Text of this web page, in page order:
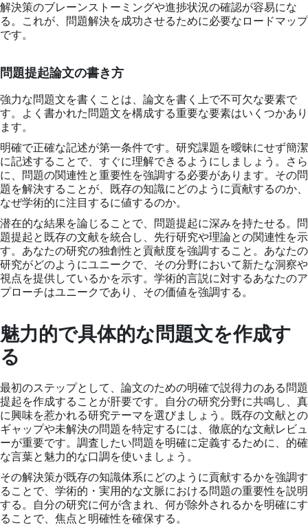
解決策のブレーンストーミングや進捗状況の確認が容易にな
る。これが、問題解決を成功させるために必要なロードマップ
です。
問題提起論文の書き方
強力な問題文を書くことは、論文を書く上で不可欠な要素で
す。よく書かれた問題文を構成する重要な要素はいくつかあり
ます。
明確で正確な記述が第一条件です。研究課題を曖昧にせず簡潔
に記述することで、すぐに理解できるようにしましょう。さら
に、問題の関連性と重要性を強調する必要があります。その問
題を解決することが、既存の知識にどのように貢献するのか、
なぜ学術的に注目するに値するのか。
潜在的な結果を論じることで、問題提起に深みを持たせる。問
題提起と既存の文献を統合し、先行研究や理論との関連性を示
す。あなたの研究の独創性と貢献度を強調すること。あなたの
研究がどのようにユニークで、その分野において新たな洞察や
視点を提供しているかを示す。学術的言説に対するあなたのア
プローチはユニークであり、その価値を強調する。
魅力的で具体的な問題文を作成す
る
最初のステップとして、論文のための明確で説得力のある問題
提起を作成することが肝要です。自分の研究分野に共鳴し、真
に興味を惹かれる研究テーマを選びましょう。既存の文献との
ギャップや未解決の問題を特定するには、徹底的な文献レビュ
ーが重要です。調査したい問題を明確に定義するために、的確
な言葉と魅力的な口調を使いましょう。
その解決策が既存の知識体系にどのように貢献するかを強調す
ることで、学術的・実用的な文脈における問題の重要性を説明
する。自分の研究に何が含まれ、何が除外されるかを明確にす
ることで、焦点と明確性を確保する。